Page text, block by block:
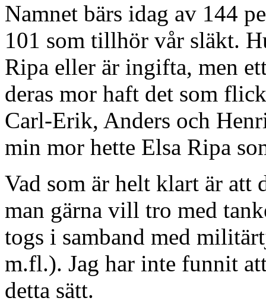
Namnet bärs idag av 144
101 som tillhör vår släkt.
Ripa eller är ingifta, men
deras mor haft det som
Carl-Erik, Anders och
min mor hette Elsa Ripa
Vad som är helt klart är att
man gärna vill tro med
togs i samband med
m.fl.). Jag har inte funnit
detta sätt.